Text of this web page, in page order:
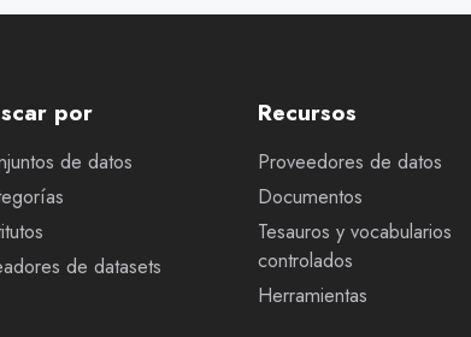
por
de datos
de datasets
Recursos
Proveedores de datos
Documentos
Tesauros y vocabularios
controlados
Herramientas